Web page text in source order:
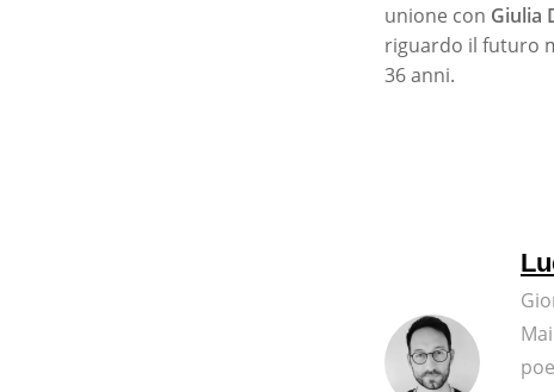
unione con Giulia
riguardo il futuro
36 anni.